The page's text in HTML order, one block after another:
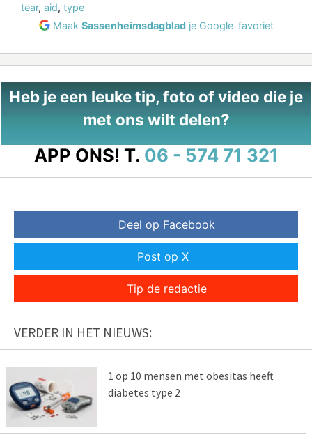
tear, aid, type
Maak Sassenheimsdagbladje Google-favoriet
Heb je een leuke tip, foto of video die je
met ons wilt delen?
APP ONS! T. 06 - 574 71 321
Deel op Facebook
Post op X
Tip de redactie
VERDER IN HET NIEUWS:
1 op 10 mensen met obesitas heeft
diabetes type 2